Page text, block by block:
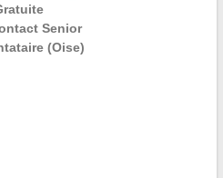
Senior
(Oise)